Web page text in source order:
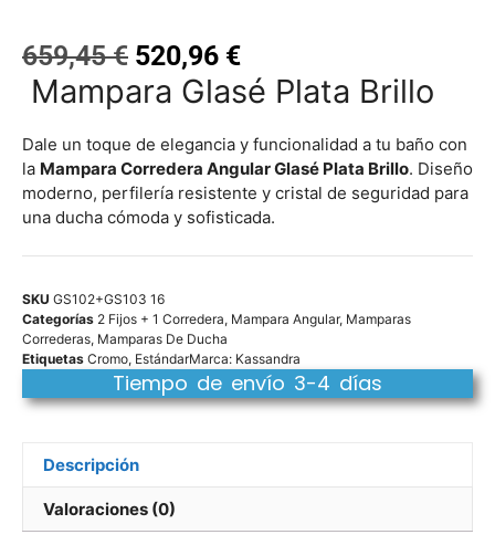
659,45€ 520,96 €
Mampara Glasé Plata Brillo
Dale un toque de elegancia y funcionalidad a tu baño con
la Mampara Corredera Angular Glasé Plata Brillo. Diseño
moderno, perfilería resistente y cristal de seguridad para
una ducha cómoda y sofisticada.
SKU GS102+GS103 16
Categorías 2 Fijos + 1 Corredera, Mampara Angular, Mamparas
Correderas, Mamparas De Ducha
Etiquetas Cromo, EstándarMarca: Kassandra
Tiempo de envío 3-4 días
Descripción
Valoraciones (0)